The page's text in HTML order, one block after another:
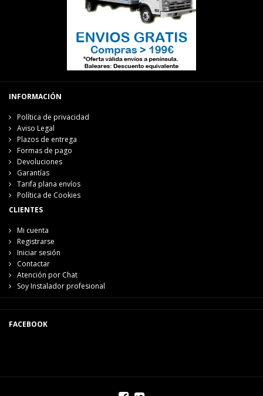
INFORMACIÓN
Política de privacidad
Aviso Legal
Plazos de entrega
Formas de pago
Devoluciones
Garantías
Tarifa plana envíos
Política de Cookies
CLIENTES
Mi cuenta
Registrarse
Iniciar sesión
Contactar
Atención por Chat
Soy Instalador profesional
FACEBOOK